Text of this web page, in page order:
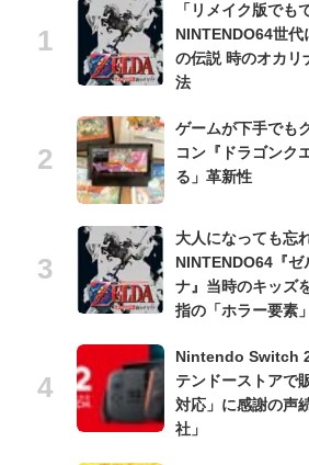
「リメイク版でも
NINTENDO64世
の伝説 時のオカリ
法
ゲームが下手でも
コン『ドラゴンク
る」革新性
大人になっても忘
NINTENDO64『ゼ
ナ』当時のキッズ
指の「ホラー要素」
Nintendo Switch
テンドーストアで
対応」に感謝の声
社」